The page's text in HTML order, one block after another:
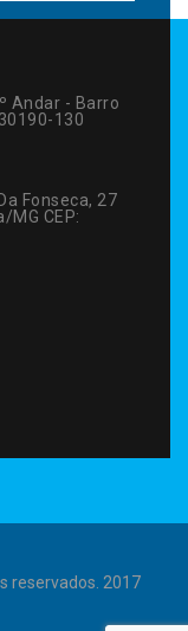
Andar - Barro
130
Fonseca, 27
MG CEP:
reservados. 2017